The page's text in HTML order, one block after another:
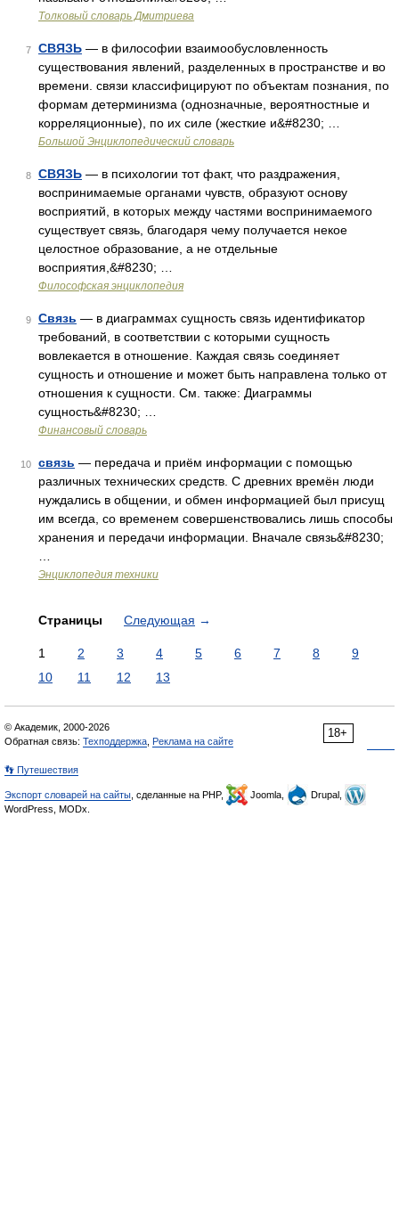
Толковый словарь Дмитриева
7 СВЯЗЬ — в философии взаимообусловленность
существования явлений, разделенных в пространстве и во
времени. связи классифицируют по объектам познания, по
формам детерминизма (однозначные, вероятностные и
корреляционные), по их силе (жесткие и&#8230; …
Большой Энциклопедический словарь
8 СВЯЗЬ — в психологии тот факт, что раздражения,
воспринимаемые органами чувств, образуют основу
восприятий, в которых между частями воспринимаемого
существует связь, благодаря чему получается некое
целостное образование, а не отдельные
восприятия,&#8230; …
Философская энциклопедия
9 Связь — в диаграммах сущность связь идентификатор
требований, в соответствии с которыми сущность
вовлекается в отношение. Каждая связь соединяет
сущность и отношение и может быть направлена только от
отношения к сущности. См. также: Диаграммы
сущность&#8230; …
Финансовый словарь
10 связь — передача и приём информации с помощью
различных технических средств. С древних времён люди
нуждались в общении, и обмен информацией был присущ
им всегда, со временем совершенствовались лишь способы
хранения и передачи информации. Вначале связь&#8230;
Энциклопедия техники
Страницы Следующая →
1 2 3 4 5 6 7 8
9
10
11 12 13
18+
© Академик, 2000-2026
Обратная связь: Техподдержка Реклама на сайте
👣 Путешествия
Экспорт словарей на сайты , сделанные на PHP, Joomla,
Drupal,
WordPress, MODx.